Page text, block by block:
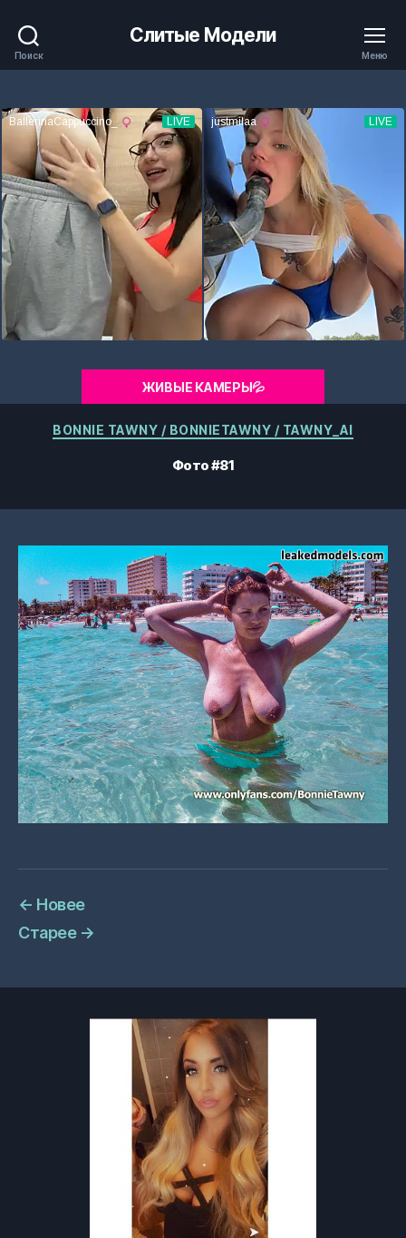
Поиск
Слитые Модели
Меню
ЖИВЫЕ КАМЕРЫ💦
Категории
BONNIE TAWNY / BONNIETAWNY / TAWNY_AI
Фото #81
← Новее
Старее →